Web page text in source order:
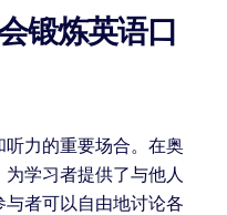
锻炼英语口
力的重要场合。在奥
学习者提供了与他人
者可以自由地讨论各